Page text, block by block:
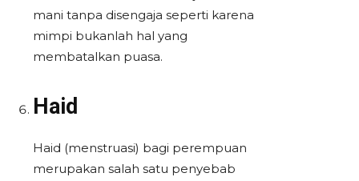
mani tanpa disengaja seperti karena
mimpi bukanlah hal yang
membatalkan puasa.
Haid
Haid (menstruasi) bagi perempuan
merupakan salah satu penyebab